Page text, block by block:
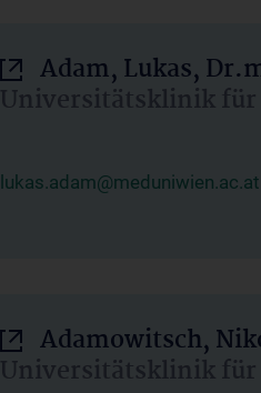
Adam, Lukas,
Universitätsklinik für
lukas.adam@meduniwien.ac.at
Adamowitsch,
Universitätsklinik für